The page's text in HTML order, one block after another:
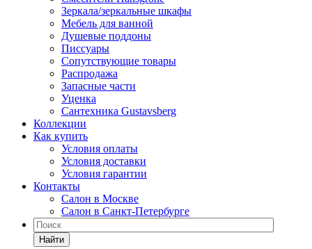
Зеркала/зеркальные шкафы
Мебель для ванной
Душевые поддоны
Писсуары
Сопутствующие товары
Распродажа
Запасные части
Уценка
Сантехника Gustavsberg
Коллекции
Как купить
Условия оплаты
Условия доставки
Условия гарантии
Контакты
Салон в Москве
Салон в Санкт-Петербурге
Найти